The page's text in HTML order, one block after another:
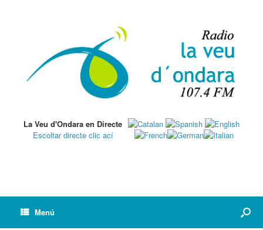
La Veu d'Ondara en Directe
Escoltar directe clic ací
Menú